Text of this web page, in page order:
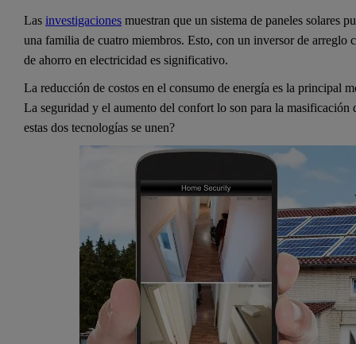
Las investigaciones muestran que un sistema de paneles solares
una familia de cuatro miembros. Esto, con un inversor de
de ahorro en electricidad es significativo.
La reducción de costos en el consumo de energía es la principal
La seguridad y el aumento del confort lo son para la masificación
estas dos tecnologías se unen?